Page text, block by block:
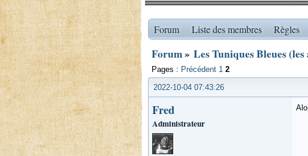
Forum Liste des membres Règles
Forum» Les Tuniques Bleues
Pages : Précédent 1 2
2022-10-04 07:43:26
Fred
Administrateur